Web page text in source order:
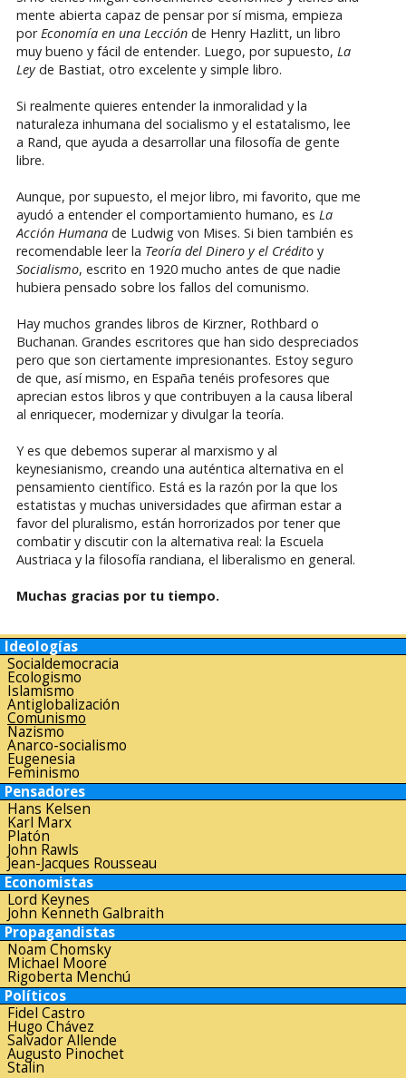
mente abierta capaz de pensar por sí misma, empieza
porEconomía en una Lecciónde Henry Hazlitt, un libro
muy bueno y fácil de entender. Luego, por supuesto, La
Leyde Bastiat, otro excelente y simple libro.
Si realmente quieres entender la inmoralidad y la
naturaleza inhumana del socialismo y el estatalismo, lee
a Rand, que ayuda a desarrollar una filosofía de gente
libre.
Aunque, por supuesto, el mejor libro, mi favorito, que me
ayudó a entender el comportamiento humano, es La
Acción Humanade Ludwig von Mises. Si bien también es
recomendable leer la Teoría del Dinero y el Créditoy
Socialismo, escrito en 1920 mucho antes de que nadie
hubiera pensado sobre los fallos del comunismo.
Hay muchos grandes libros de Kirzner, Rothbard o
Buchanan. Grandes escritores que han sido despreciados
pero que son ciertamente impresionantes. Estoy seguro
de que, así mismo, en España tenéis profesores que
aprecian estos libros y que contribuyen a la causa liberal
al enriquecer, modernizar y divulgar la teoría.
Y es que debemos superar al marxismo y al
keynesianismo, creando una auténtica alternativa en el
pensamiento científico. Está es la razón por la que los
estatistas y muchas universidades que afirman estar a
favor del pluralismo, están horrorizados por tener que
combatir y discutir con la alternativa real: la Escuela
Austriaca y la filosofía randiana, el liberalismo en general.
Muchas gracias por tu tiempo.
Ideologías
Socialdemocracia
Ecologismo
Islamismo
Antiglobalización
Comunismo
Nazismo
Anarco-socialismo
Eugenesia
Feminismo
Pensadores
Hans Kelsen
Karl Marx
Platón
John Rawls
Jean-Jacques Rousseau
Economistas
Lord Keynes
John Kenneth Galbraith
Propagandistas
Noam Chomsky
Michael Moore
Rigoberta Menchú
Políticos
Fidel Castro
Hugo Chávez
Salvador Allende
Augusto Pinochet
Stalin